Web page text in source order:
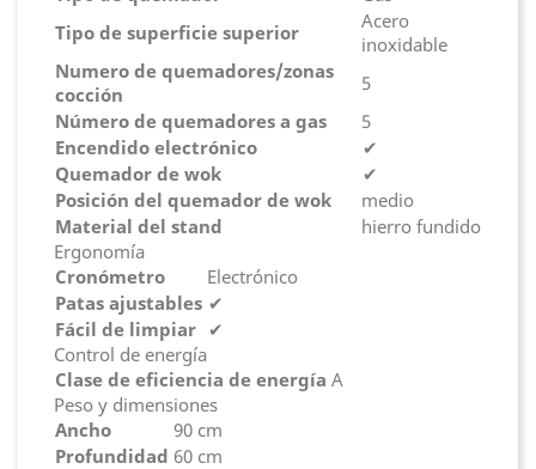
Tipo de superficie superior
Acero
inoxidable
Numero de quemadores/zonas
cocción
5
Número de quemadores a gas
5
Encendido electrónico
✔
Quemador de wok
✔
Posición del quemador de wok
medio
Material del stand
hierro fundido
Ergonomía
Cronómetro
Electrónico
Patas ajustables ✔
Fácil de limpiar ✔
Control de energía
Clase de eficiencia de energía A
Peso y dimensiones
Ancho
90 cm
Profundidad 60 cm